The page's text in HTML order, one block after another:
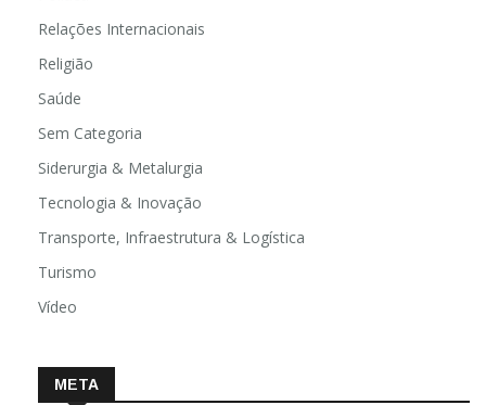
Relações Internacionais
Religião
Saúde
Sem Categoria
Siderurgia & Metalurgia
Tecnologia & Inovação
Transporte, Infraestrutura & Logística
Turismo
Vídeo
META